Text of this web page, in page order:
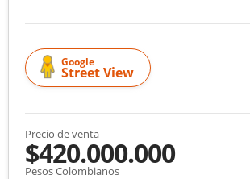
Google
Street View
Precio de venta
$420.000.000
Pesos Colombianos